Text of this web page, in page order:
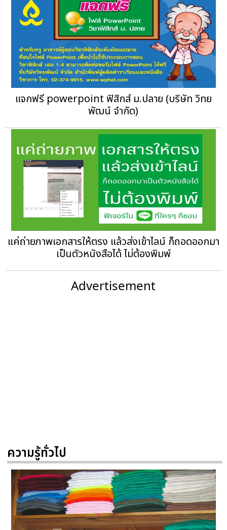
แจกฟรี powerpoint ฟิสิกส์ ม.ปลาย (บริษัท วิทย
พัฒน์ จำกัด)
แค่ถ่ายภาพเอกสารให้ตรง แล้วส่งเข้าไลน์ ก็ถอดออกมา
เป็นตัวหนังสือได้ ไม่ต้องพิมพ์
Advertisement
ความรู้ทั่วไป